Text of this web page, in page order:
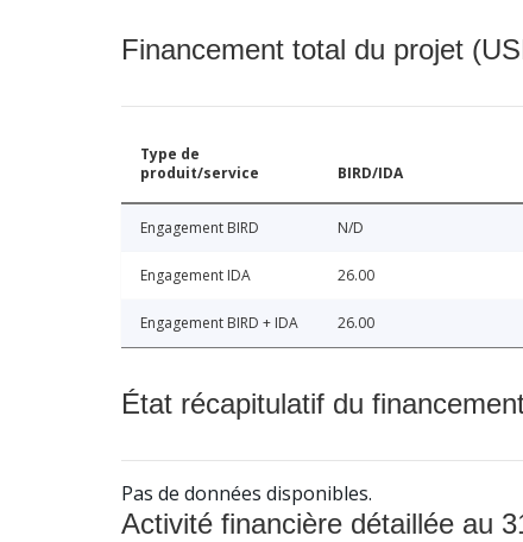
Financement total du projet
Type de
produit/service
BIRD/IDA
Engagement BIRD N/D
Engagement IDA 26.00
Engagement BIRD + IDA 26.00
État récapitulatif du
Pas de données disponibles.
Activité financière détaillée au